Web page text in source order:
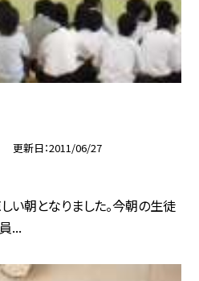
更新日 2011/06/27
い朝となりました。今朝の生徒
...